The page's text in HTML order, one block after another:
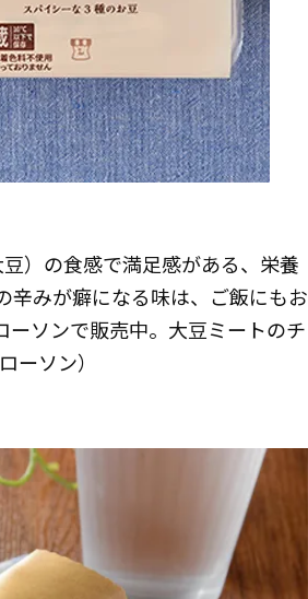
）の食感で満足感がある、栄養
辛みが癖になる味は、ご飯にもお
ソンで販売中。大豆ミートのチ
ソン）